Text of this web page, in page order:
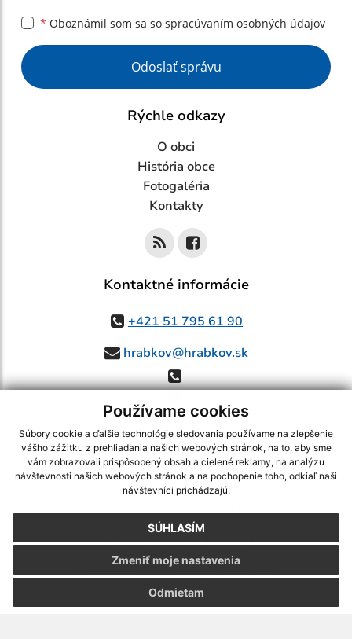
Používame cookies
Súbory cookie a ďalšie technológie sledovania používame na zlepšenie
vášho zážitku z prehliadania našich webových stránok, na to, aby sme
vám zobrazovali prispôsobený obsah a cielené reklamy, na analýzu
návštevnosti našich webových stránok a na pochopenie toho, odkiaľ naši
návštevníci prichádzajú.
SÚHLASÍM
Odmietam
Zmeniť moje nastavenia
* Oboznámil som sa so spracúvaním osobných údajov
Google reCaptcha Response
Odoslať správu
Rýchle odkazy
O obci
História obce
Fotogaléria
Kontakty
Kontaktné informácie
+421 51 795 61 90
hrabkov@hrabkov.sk
využite možnosť získavania aktuálnych informácií s využitím RSS
CMS systém (redakčný) systém ECHELON 2,Mapa stránok,web portál
webex.digital, s.r.o.,domény,registrácia domény
Posledná aktualizácia:06.08.2026
Vytlačiť stránku|Vyhlásenie o prístupnosti